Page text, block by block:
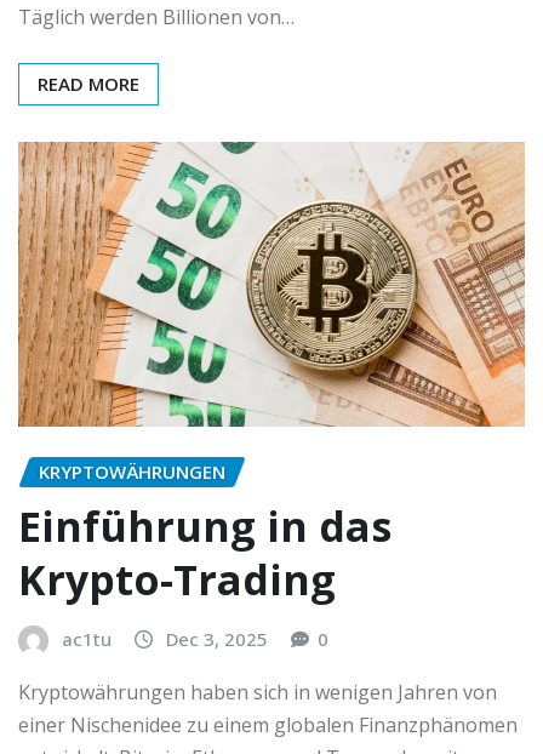
Täglich werden Billionen von…
READ MORE
KRYPTOWÄHRUNGEN
Einführung in das
Krypto-Trading
ac1tu Dec 3, 2025 0
Kryptowährungen haben sich in wenigen Jahren von
einer Nischenidee zu einem globalen Finanzphänomen